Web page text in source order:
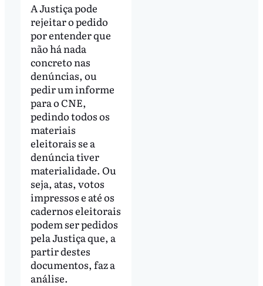
A Justiça pode
rejeitar o pedido
por entender que
não há nada
concreto nas
denúncias, ou
pedir um informe
para o CNE,
pedindo todos os
materiais
eleitorais se a
denúncia tiver
materialidade. Ou
seja, atas, votos
impressos e até os
cadernos eleitorais
podem ser pedidos
pela Justiça que, a
partir destes
documentos, faz a
análise.